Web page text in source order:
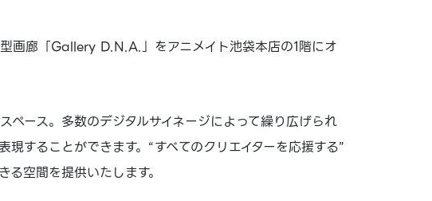
画廊「Gallery D.N.A.」をアニメイト池袋本店の1階にオ
ース。多数のデジタルサイネージによって繰り広げられ
することができます。“すべてのクリエイターを応援する”
空間を提供いたします。